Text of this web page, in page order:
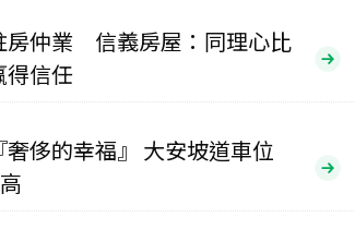
年07月 成交
央央 5,800萬
年
小西華
房仲業 信義房屋：同理心比
得信任
侈的幸福』 大安坡道車位